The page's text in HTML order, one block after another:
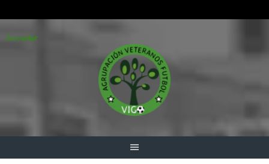
alAcceder